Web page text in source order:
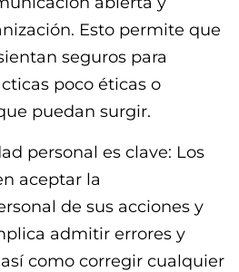
Esto permite que
seguros para
poco éticas o
puedan surgir.
personal es clave: Los
aceptar la
de sus acciones y
admitir errores y
como corregir cualquier